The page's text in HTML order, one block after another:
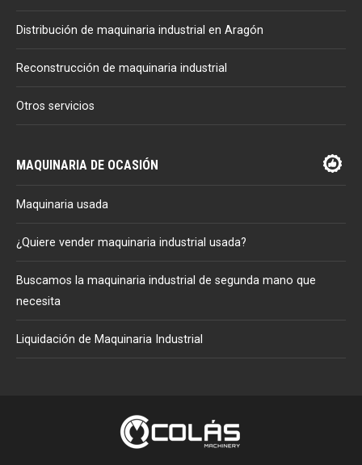
Distribución de maquinaria industrial en Aragón
Reconstrucción de maquinaria industrial
Otros servicios
MAQUINARIA DE OCASIÓN
Maquinaria usada
¿Quiere vender maquinaria industrial usada?
Buscamos la maquinaria industrial de segunda mano que
necesita
Liquidación de Maquinaria Industrial